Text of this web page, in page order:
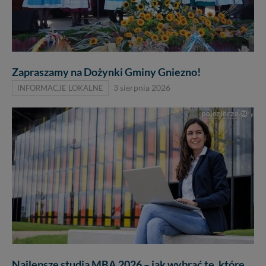
Zapraszamy na Dożynki Gminy Gniezno!
INFORMACJE LOKALNE 3 sierpnia 2026
zmieniać zakresu naszych uprawnień. Twoje dane są u
nas bezpieczne, jeśli masz wątpliwości co do naszych
intencji, zawsze możesz wycofać swoją zgodę. Więcej
informacji uzyskach w naszejPolityce Prywatności
wyrażasz zgodę na przetwarzanie Twoich danych.
Nasz serwis nie wykorzystuje oraz nie udostępnia
trzecim. Wyjątkiem jest sytuacja, gdy przekazanie
Twoich danych jest elementem usługi (przekazanie
danych z formularza kontaktowego, przekazanie danych
w przypadku rezerwacji usług typu: nocleg, czartery,
itp). Więcej informacji o zasadach i funkcjonalności
serwisu w
Regulaminie Serwisu
Administratorem Twoich danych jest firma: Media
Lokalne Karol Soberski, z siedzibą w Gnieźnie, na os.
Piastowskim 10B/10. Możesz z nami skontaktować się
za pośrednictwem tejstrony.